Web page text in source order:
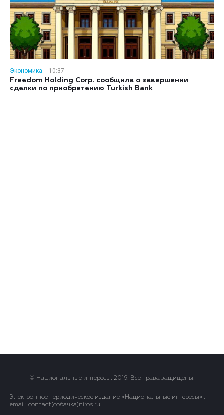
Экономика
10:37
Freedom Holding Corp. сообщила о завершении
сделки по приобретению Turkish Bank
© Национальные интересы, 2019. Все права защищены.
Электронное периодическое издание «Национальные интересы» .
email: contact(сoбaчка)niros.ru